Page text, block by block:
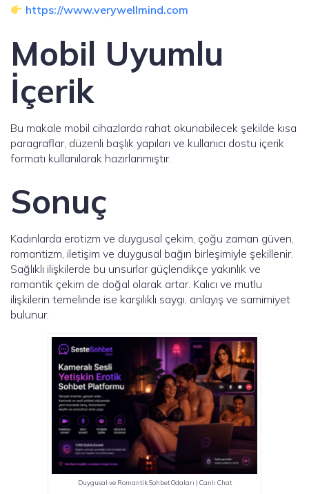
https://www.verywellmind.com
Mobil Uyumlu
İçerik
Bu makale mobil cihazlarda rahat okunabilecek şekilde kısa
paragraflar, düzenli başlık yapıları ve kullanıcı dostu içerik
formatı kullanılarak hazırlanmıştır.
Sonuç
Kadınlarda erotizm ve duygusal çekim, çoğu zaman güven,
romantizm, iletişim ve duygusal bağın birleşimiyle şekillenir.
Sağlıklı ilişkilerde bu unsurlar güçlendikçe yakınlık ve
romantik çekim de doğal olarak artar. Kalıcı ve mutlu
ilişkilerin temelinde ise karşılıklı saygı, anlayış ve samimiyet
bulunur.
Duygusal ve Romantik Sohbet Odaları | Canlı Chat